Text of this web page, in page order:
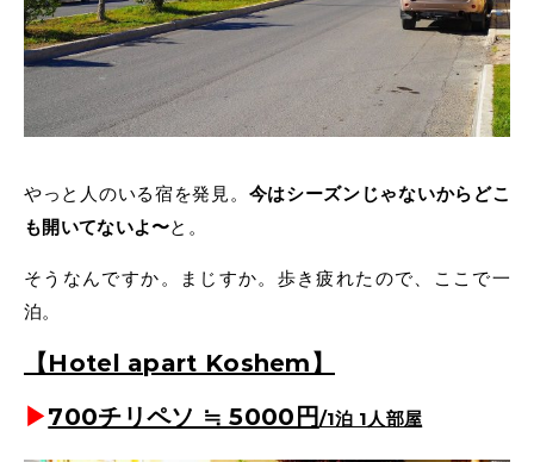
やっと人のいる宿を発見。 今はシーズンじゃないからどこ
も開いてないよ〜と。
そうなんですか。まじすか。歩き疲れたので、ここで一
泊。
【Hotel apart Koshem】
▶︎700チリペソ ≒ 5000円/1泊 1人部屋